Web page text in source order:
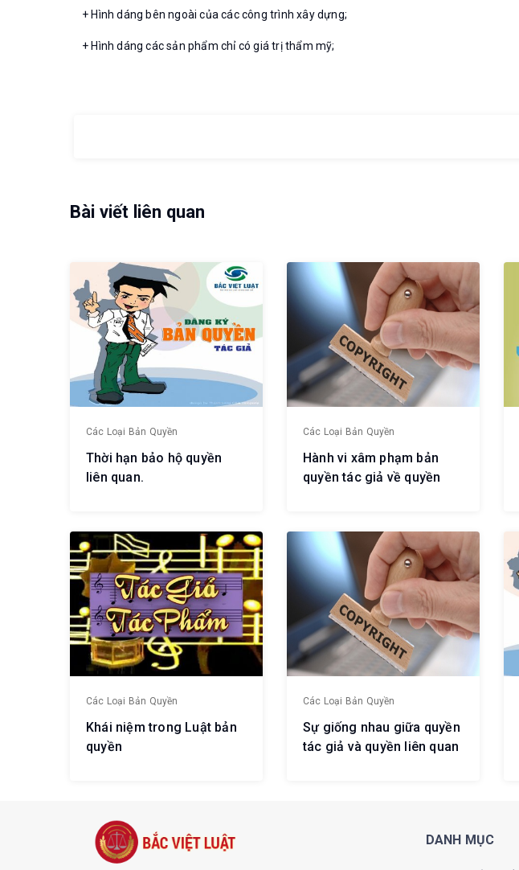
+ Hình dáng bên ngoài của các công trình xây dựng;
+ Hình dáng các sản phẩm chỉ có giá trị thẩm mỹ;
Bài viết liên quan
Các Loại Bản Quyền
Thời hạn bảo hộ quyền
liên quan.
Các Loại Bản Quyền
Hành vi xâm phạm bản
quyền tác giả về quyền
Các Loại Bản Quyền
Khái niệm trong Luật bản
quyền
Các Loại Bản Quyền
Sự giống nhau giữa quyền
tác giả và quyền liên quan
DANH MỤC